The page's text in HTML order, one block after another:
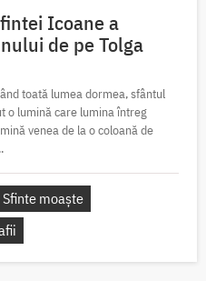
Icoane a
de pe Tolga
toată lumea dormea, sfântul
o lumină care lumina întreg
venea de la o coloană de
Sfinte moaște